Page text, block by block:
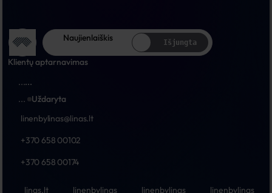
Naujienlaiškis Išjungta
Klientų aptarnavimas
......
...
Uždaryta
linenbylinas@linas.lt
+370 658 00102
+370 658 00174
linas.lt linenbylinas linenbylinas linenbylinas